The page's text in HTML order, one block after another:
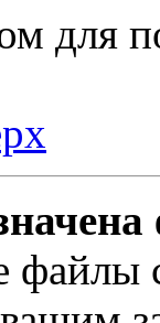
для
файлы